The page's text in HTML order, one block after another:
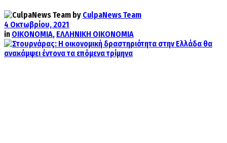
by CulpaNews Team
4 Οκτωβρίου, 2021
in ΟΙΚΟΝΟΜΙΑ, ΕΛΛΗΝΙΚΗ ΟΙΚΟΝΟΜΙΑ